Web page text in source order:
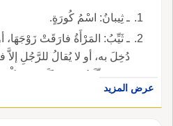
ـ ثِيبانُ: اسْمُ كُورَةٍ.
ـ ثَيِّبُ: المَرْأَةُ فارَقَتْ زَوْجَهَا،
دُخِلَ به، أو لا يُقالُ للرَّجُلِ إلاَّ
وهي مُثّيَّبٌ، وقد تَثَيَّبَتْ،
عرض المزيد